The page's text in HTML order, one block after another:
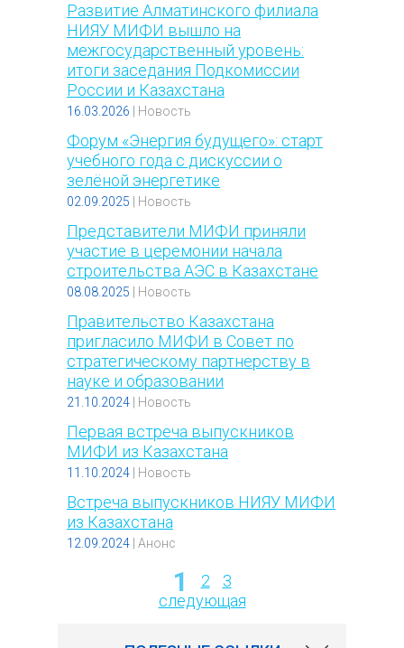
Развитие Алматинского филиала
НИЯУ МИФИ вышло на
межгосударственный уровень:
итоги заседания Подкомиссии
России и Казахстана
16.03.2026 Новость
Форум «Энергия будущего»: старт
учебного года с дискуссии о
зелёной энергетике
02.09.2025 Новость
Представители МИФИ приняли
участие в церемонии начала
строительства АЭС в Казахстане
08.08.2025 Новость
Правительство Казахстана
пригласило МИФИ в Совет по
стратегическому партнерству в
науке и образовании
21.10.2024 Новость
Первая встреча выпускников
МИФИ из Казахстана
11.10.2024 Новость
Встреча выпускников НИЯУ МИФИ
из Казахстана
12.09.2024 Анонс
Страницы
1 2
3
следующая